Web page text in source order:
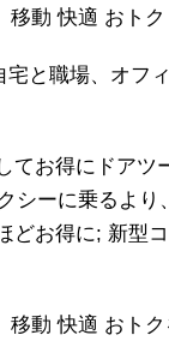
移動 快適 おトク
宅と職場、オフ
てお得にドアツ
シーに乗るより
どお得に; 新型
移動 快適 おト